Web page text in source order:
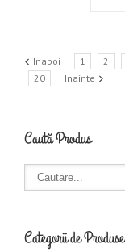
Inapoi 1 2
20
Inainte
Caută Produs
Categorii de Produse